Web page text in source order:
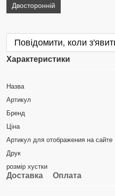
Двосторонній
Повідомити, коли
Характеристики
Назва
Артикул
Бренд
Ціна
Артикул для отображения на сайте
Друк
розмір хустки
Доставка Оплата